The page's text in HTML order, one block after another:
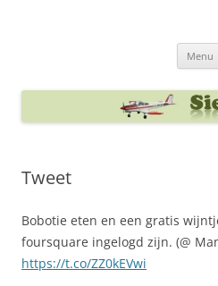
Menu
Tweet
Bobotie eten en een gratis
foursquare ingelogd zijn. (@
https://t.co/ZZ0kEVwi